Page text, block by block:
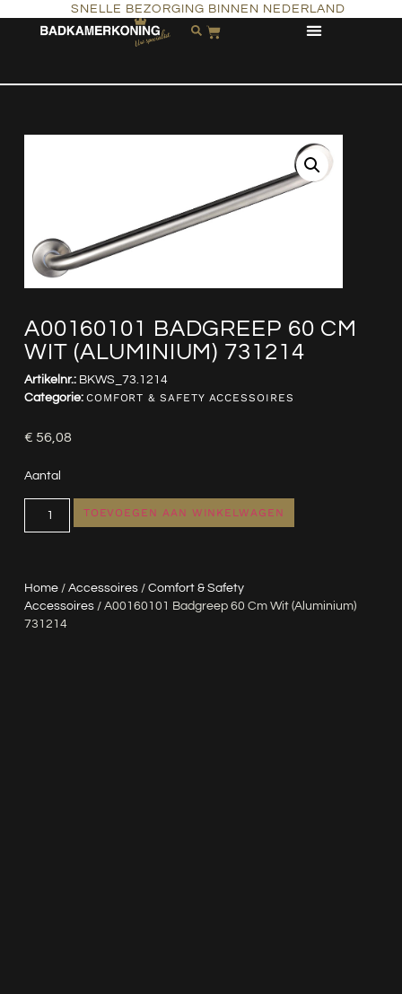
SNELLE BEZORGING BINNEN NEDERLAND
A00160101 BADGREEP 60 CM
WIT (ALUMINIUM) 731214
Home/ Accessoires/ Comfort & Safety
Accessoires/ A00160101 Badgreep 60 Cm Wit (Aluminium)
731214
Artikelnr.: BKWS_73.1214
Categorie: COMFORT & SAFETY ACCESSOIRES
€ 56,08
Aantal
TOEVOEGEN AAN WINKELWAGEN